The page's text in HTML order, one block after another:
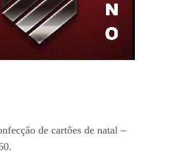
de cartões de natal –